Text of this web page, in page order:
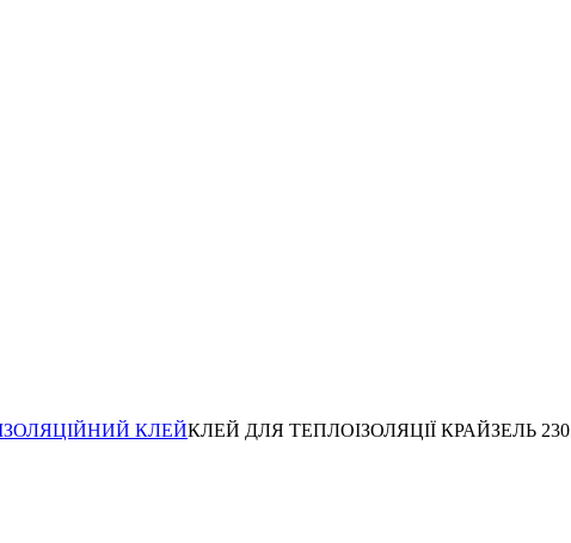
КЛЕЙКЛЕЙ ДЛЯ ТЕПЛОІЗОЛЯЦІЇ КРАЙЗЕЛЬ 230